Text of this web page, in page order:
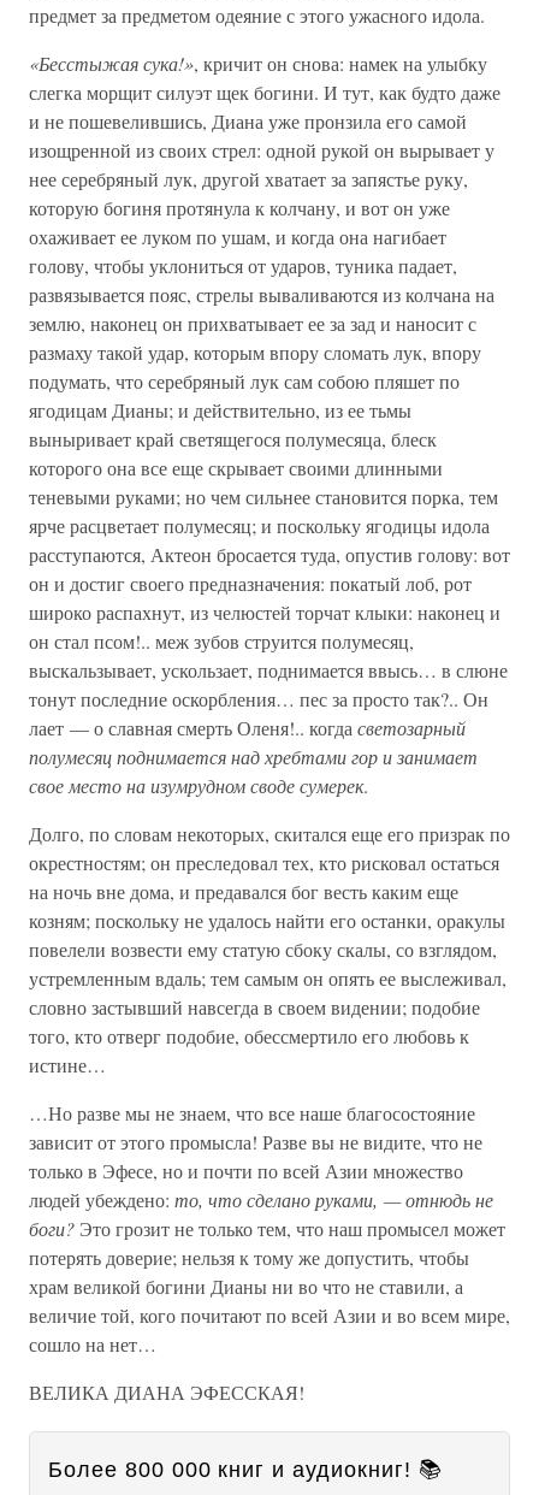
предмет за предметом одеяние с этого ужасного идола.
«Бесстыжая сука!», кричит он снова: намек на улыбку
слегка морщит силуэт щек богини. И тут, как будто даже
и не пошевелившись, Диана уже пронзила его самой
изощренной из своих стрел: одной рукой он вырывает у
нее серебряный лук, другой хватает за запястье руку,
которую богиня протянула к колчану, и вот он уже
охаживает ее луком по ушам, и когда она нагибает
голову, чтобы уклониться от ударов, туника падает,
развязывается пояс, стрелы вываливаются из колчана на
землю, наконец он прихватывает ее за зад и наносит с
размаху такой удар, которым впору сломать лук, впору
подумать, что серебряный лук сам собою пляшет по
ягодицам Дианы; и действительно, из ее тьмы
выныривает край светящегося полумесяца, блеск
которого она все еще скрывает своими длинными
теневыми руками; но чем сильнее становится порка, тем
ярче расцветает полумесяц; и поскольку ягодицы идола
расступаются, Актеон бросается туда, опустив голову: вот
он и достиг своего предназначения: покатый лоб, рот
широко распахнут, из челюстей торчат клыки: наконец и
он стал псом!.. меж зубов струится полумесяц,
выскальзывает, ускользает, поднимается ввысь… в слюне
тонут последние оскорбления… пес за просто так?.. Он
лает — о славная смерть Оленя!.. когда светозарный
полумесяц поднимается над хребтами гор и занимает
свое место на изумрудном своде сумерек.
Долго, по словам некоторых, скитался еще его призрак по
окрестностям; он преследовал тех, кто рисковал остаться
на ночь вне дома, и предавался бог весть каким еще
козням; поскольку не удалось найти его останки, оракулы
повелели возвести ему статую сбоку скалы, со взглядом,
устремленным вдаль; тем самым он опять ее выслеживал,
словно застывший навсегда в своем видении; подобие
того, кто отверг подобие, обессмертило его любовь к
истине…
…Но разве мы не знаем, что все наше благосостояние
зависит от этого промысла! Разве вы не видите, что не
только в Эфесе, но и почти по всей Азии множество
людей убеждено: то, что сделано руками, — отнюдь не
боги? Это грозит не только тем, что наш промысел может
потерять доверие; нельзя к тому же допустить, чтобы
храм великой богини Дианы ни во что не ставили, а
величие той, кого почитают по всей Азии и во всем мире,
сошло на нет…
ВЕЛИКА ДИАНА ЭФЕССКАЯ!
Более 800 000 книг и аудиокниг! 📚